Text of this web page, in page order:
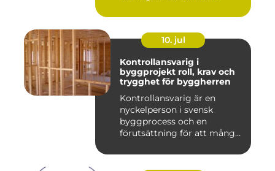
10. jul
Kontrollansvarig i
byggprojekt roll, krav och
trygghet för byggherren
Kontrollansvarig är en
nyckelperson i svensk
byggprocess och en
förutsättning för att många